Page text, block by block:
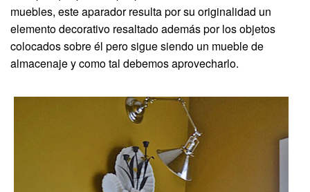
muebles, este aparador resulta por su originalidad un
elemento decorativo resaltado además por los objetos
colocados sobre él pero sigue siendo un mueble de
almacenaje y como tal debemos aprovecharlo.